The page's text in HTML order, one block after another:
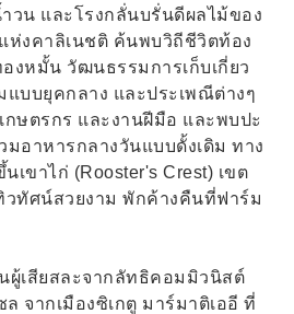
วน และโรงกลั่นบรั่นดีผลไม้ของ
ห่งคาลิเนชติ ค้นพบวิถีชีวิตท้อง
งหมั้น วัฒนธรรมการเก็บเกี่ยว
บบยุคกลาง และประเพณีต่างๆ
กษตรกร และงานฝีมือ และพบปะ
มอาหารกลางวันแบบดั้งเดิม ทาง
เขาไก่ (Rooster's Crest) เขต
ทัศน์สวยงาม พักค้างคืนที่ฟาร์ม
ผู้เสียสละจากลัทธิคอมมิวนิสต์
จากเมืองซิเกตู มาร์มาติเออี ที่